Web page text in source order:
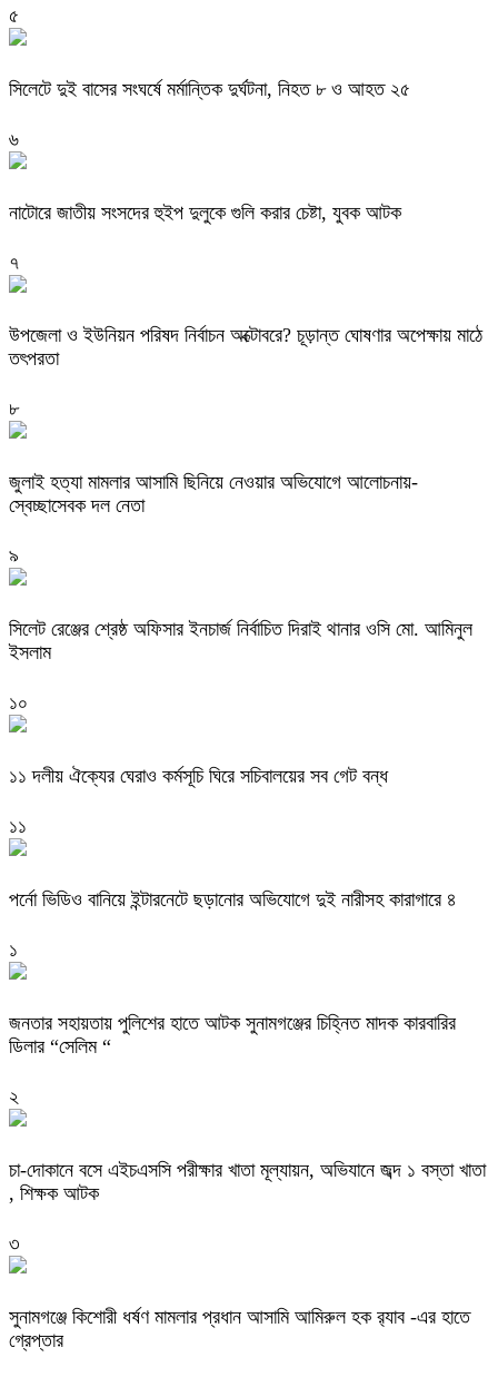
৫
সিলেটে দুই বাসের সংঘর্ষে মর্মান্তিক দুর্ঘটনা, নিহত ৮ ও আহত ২৫
৬
নাটোরে জাতীয় সংসদের হুইপ দুলুকে গুলি করার চেষ্টা, যুবক আটক
৭
উপজেলা ও ইউনিয়ন পরিষদ নির্বাচন অক্টোবরে? চূড়ান্ত ঘোষণার অপেক্ষায় মাঠে
তৎপরতা
৮
জুলাই হত্যা মামলার আসামি ছিনিয়ে নেওয়ার অভিযোগে আলোচনায়-
স্বেচ্ছাসেবক দল নেতা
৯
‎সিলেট রেঞ্জের শ্রেষ্ঠ অফিসার ইনচার্জ নির্বাচিত দিরাই থানার ওসি মো. আমিনুল
ইসলাম
১০
‎১১ দলীয় ঐক্যের ঘেরাও কর্মসূচি ঘিরে সচিবালয়ের সব গেট বন্ধ
১১
পর্নো ভিডিও বানিয়ে ইন্টারনেটে ছড়ানোর অভিযোগে দুই নারীসহ কারাগারে ৪
১
জনতার সহায়তায় পুলিশের হাতে আটক সুনামগঞ্জের চিহ্নিত মাদক কারবারির
ডিলার “সেলিম “
২
চা-দোকানে বসে এইচএসসি পরীক্ষার খাতা মূল্যায়ন, অভিযানে জব্দ ১ বস্তা খাতা
, শিক্ষক আটক
৩
‎সুনামগঞ্জে কিশোরী ধর্ষণ মামলার প্রধান আসামি আমিরুল হক র‌্যাব -এর হাতে
গ্রেপ্তার